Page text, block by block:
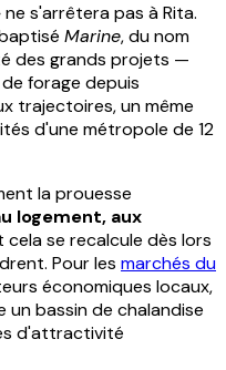
s'arrêtera pas à Rita.
Marine, du nom
des grands projets —
forage depuis
trajectoires, un même
d'une métropole de 12
la prouesse
logement, aux
se recalcule dès lors
Pour les marchés du
économiques locaux,
bassin de chalandise
d'attractivité